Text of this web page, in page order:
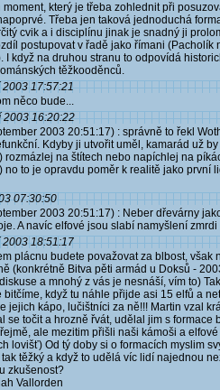
který je třeba zohlednit při
Třeba jen taková jednoduchá
cvik a i disciplínu jinak je snadný ji
postupovat v řadě jako římani
I když na druhou stranu to odpovídá
těžkooděnců.
2003 17:57:21
něco bude...
2003 16:20:22
2003 20:51:17) : správně to řekl
Kdyby ji utvořit uměl, kamarád už
rozmázlej na štítech nebo napíchlej na
no to je opravdu poměr k realitě jako první
07:30:50
2003 20:51:17) : Neber dřevárny
A navíc elfové jsou slabí namyšlení zmrdi
2003 18:51:17
plácnu budete považovat za blbost,
(konkrétně Bitva pěti armád u Doksů -
a mnohý z vás je nesnáší, vím to)
bitčíme, když tu náhle přijde asi 15 elfů a
jejich kápo, lučištníci za ně!!! Martin vzal
se točit a hrozně řvát, udělal jim s formace
ale mezitim přišli naši kámoši a
lovišť) Od tý doby si o formacích myslim
těžký a když to udělá víc lidí najednou
zkušenost?
Vallorden